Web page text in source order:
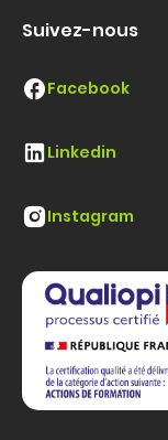
Suivez-nous
Facebook
Linkedin
Instagram